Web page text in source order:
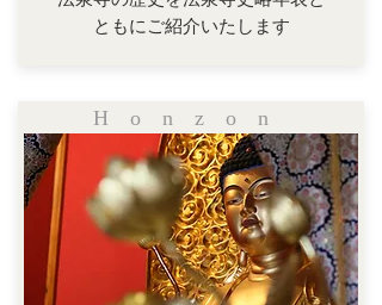
ともにご紹介いたします
Honz on